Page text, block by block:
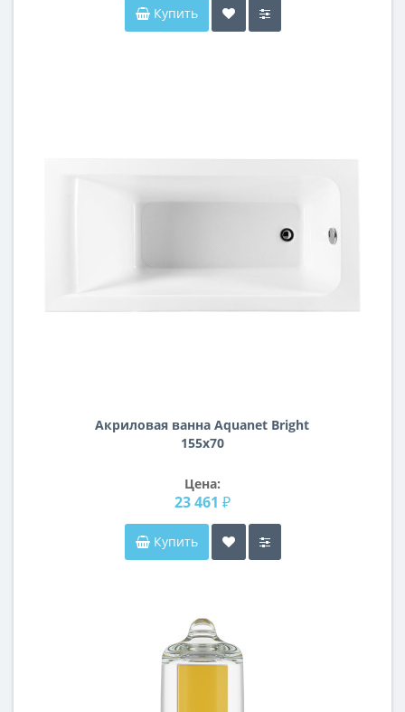
Купить
Акриловая ванна Aquanet Bright
155x70
Цена:
23 461 ₽
Купить